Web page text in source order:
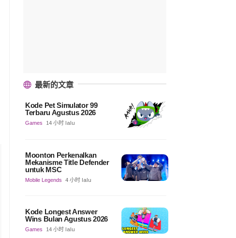
最新的文章
Kode Pet Simulator 99
Terbaru Agustus 2026
Games 14 小时 lalu
Moonton Perkenalkan
Mekanisme Title Defender
untuk MSC
Mobile Legends 4 小时 lalu
Kode Longest Answer
Wins Bulan Agustus 2026
Games 14 小时 lalu